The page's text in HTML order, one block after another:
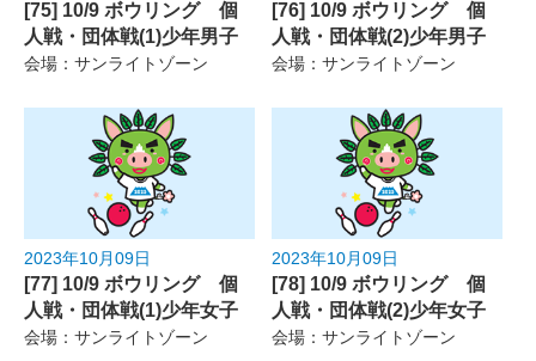
[75] 10/9 ボウリング 個
人戦・団体戦(1)少年男子
会場：サンライトゾーン
[76] 10/9 ボウリング 個
人戦・団体戦(2)少年男子
会場：サンライトゾーン
2023年10月09日
[77] 10/9 ボウリング 個
人戦・団体戦(1)少年女子
会場：サンライトゾーン
2023年10月09日
[78] 10/9 ボウリング 個
人戦・団体戦(2)少年女子
会場：サンライトゾーン